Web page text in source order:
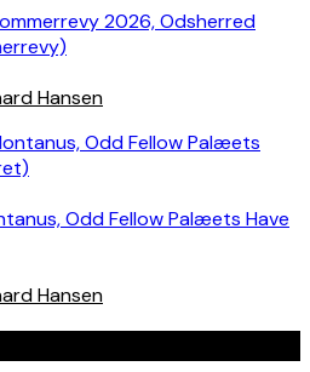
2026, Odsherred
Hansen
Odd Fellow Palæets Have
Hansen